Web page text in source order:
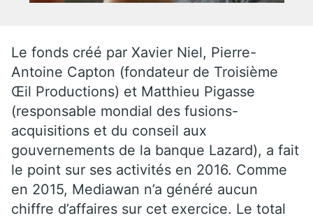
Le fonds créé par Xavier Niel, Pierre-
Antoine Capton (fondateur de Troisième
Œil Productions) et Matthieu Pigasse
(responsable mondial des fusions-
acquisitions et du conseil aux
gouvernements de la banque Lazard), a fait
le point sur ses activités en 2016. Comme
en 2015, Mediawan n’a généré aucun
chiffre d’affaires sur cet exercice. Le total